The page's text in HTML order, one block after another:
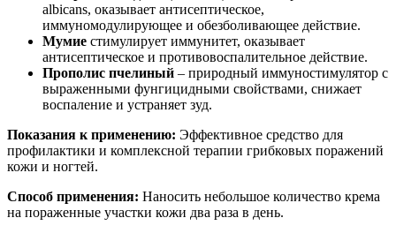
albicans, оказывает антисептическое,
иммуномодулирующее и обезболивающее действие.
Мумие стимулирует иммунитет, оказывает
антисептическое и противовоспалительное действие.
Прополис пчелиный – природный иммуностимулятор с
выраженными фунгицидными свойствами, снижает
воспаление и устраняет зуд.
Показания к применению: Эффективное средство для
профилактики и комплексной терапии грибковых поражений
кожи и ногтей.
Способ применения: Наносить небольшое количество крема
на пораженные участки кожи два раза в день.